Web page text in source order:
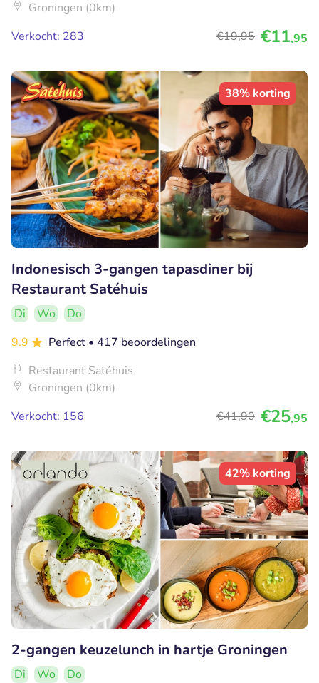
Groningen (0km)
Verkocht: 283
€19,95 €11,95
38% korting
Indonesisch 3-gangen tapasdiner bij
Restaurant Satéhuis
Di Wo
Do
9.9
Perfect • 417 beoordelingen
Restaurant Satéhuis
Groningen (0km)
Verkocht: 156
€41,90 €25,95
42% korting
2-gangen keuzelunch in hartje Groningen
Di Wo
Do